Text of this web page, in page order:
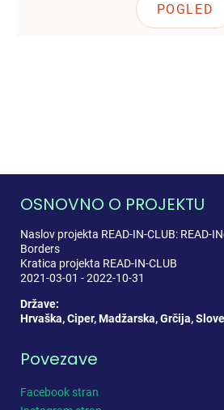
POGLED
OSNOVNO O PROJEKTU
Naslov projekta READ-IN-CLUB: READ-
Borders
Kratica projekta READ-IN-CLUB
2021-03-01 - 2022-10-31
Države:
Hrvaška, Ciper, Madžarska, Grčija,
Povezave
Facebook stran